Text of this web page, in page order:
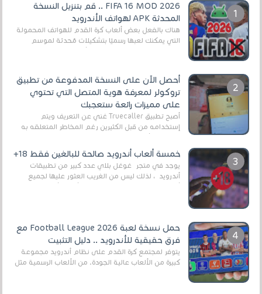
FIFA 16 MOD 2026 .. قم بتنزيل النسخة
المحدثة APK لهواتف الأندرويد
هناك بالفعل بعض ألعاب كرة القدم للهواتف المحمولة
التي يمكنك لعبها رسميًا بتشكيلات مُحدثة لموسم
أحصل الآن على النسخة المدفوعة من تطبيق
تروكولر لمعرفة هوية المتصل التي تحتوي
على مميزات رائعة ستعجبك
أصبح تطبيق Truecaller غني عن التعريف ويتم
إستخدامه من قبل الكثيرين رغم المخاطر المتعلقه به
خمسة ألعاب أندرويد صالحة للبالغين فقط 18+
يوجد في متجر غوغل بلاي عدد كبير من تطبيقات
أندرويد ، لذلك ليس من الغريب العثور عليها لجميع
حمل نسخة لعبة Football League 2026 مع
فرق حقيقية للأندرويد .. دليل التثبيت
يتوفر لمجتمع كرة القدم على نظام أندرويد مجموعة
كبيرة من الألعاب عالية الجودة. من الألعاب الرسمية مثل